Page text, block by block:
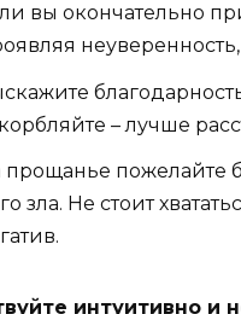
вы окончательно
– лучше
прощанье пожелайте
зла. Не стоит
интуитивно и